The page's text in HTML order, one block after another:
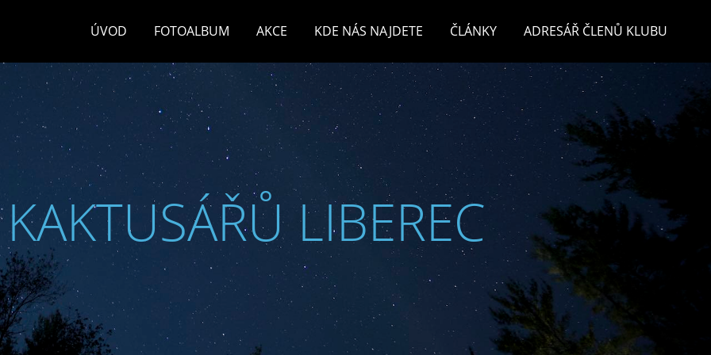
ÚVOD FOTOALBUM AKCE KDE NÁS NAJDETE ČLÁNKY ADRESÁŘ ČLENŮ KLUBU
LIBEREC